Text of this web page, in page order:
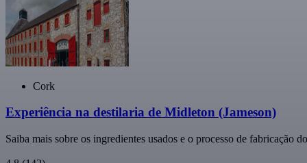
Cork
Experiência na destilaria de Midleton (Jameson)
Saiba mais sobre os ingredientes usados e o processo de fabricação